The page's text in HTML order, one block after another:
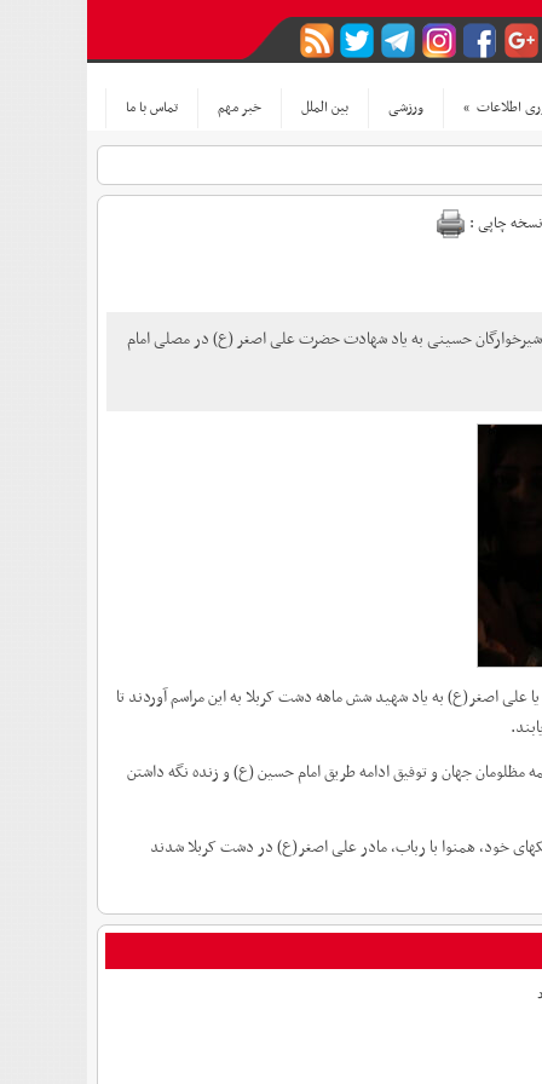
اطلاعات » ورزشی بین الملل خبر مهم تماس با ما
نسخه چاپی :
شیرخوارگان حسینی به یاد شهادت حضرت علی اصغر (ع) در مصلی امام
علی اصغر(ع) به یاد شهید شش ماهه دشت کربلا به این مراسم آوردند تا
مظلومان جهان و توفیق ادامه طریق امام حسین (ع) و زنده نگه داشتن
خود، همنوا با رباب، مادر علی اصغر(ع) در دشت کربلا شدند